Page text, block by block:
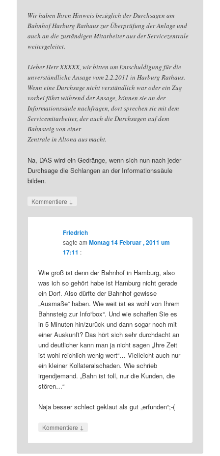
Wir haben Ihren Hinweis bezüglich der Durchsagen am
Bahnhof Harburg Rathaus zur Überprüfung der Anlage und
auch an die zuständigen Mitarbeiter aus der Servicezentrale
weitergeleitet.
Lieber Herr XXXXX, wir bitten um Entschuldigung für die
unverständliche Ansage vom 2.2.2011 in Harburg Rathaus.
Wenn eine Durchsage nicht verständlich war oder ein Zug
vorbei fährt während der Ansage, können sie an der
Informationssäule nachfragen, dort sprechen sie mit dem
Servicemitarbeiter, der auch die Durchsagen auf dem
Bahnsteig von einer
Zentrale in Altona aus macht.
Na, DAS wird ein Gedränge, wenn sich nun nach jeder
Durchsage die Schlangen an der Informationssäule
bilden.
Kommentiere ↓
Friedrich
sagte amMontag 14 Februar , 2011 um
17:11 :
Wie groß ist denn der Bahnhof in Hamburg, also
was ich so gehört habe ist Hamburg nicht gerade
ein Dorf. Also dürfte der Bahnhof gewisse
„Ausmaße“ haben. Wie weit ist es wohl von Ihrem
Bahnsteig zur Info“box“. Und wie schaffen Sie es
in 5 Minuten hin/zurück und dann sogar noch mit
einer Auskunft? Das hört sich sehr durchdacht an
und deutlicher kann man ja nicht sagen „Ihre Zeit
ist wohl reichlich wenig wert“… Vielleicht auch nur
ein kleiner Kollateralschaden. Wie schrieb
irgendjemand. „Bahn ist toll, nur die Kunden, die
stören…“
Naja besser schlect geklaut als gut „erfunden“;-(
Kommentiere ↓